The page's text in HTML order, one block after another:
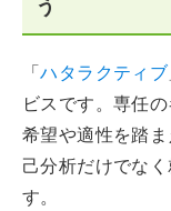
う
「ハタラクティブ
ビスです。専任
希望や適性を踏
己分析だけでな
す。